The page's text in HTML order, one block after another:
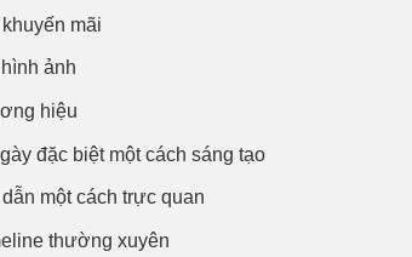
mãi
ảnh
hiệu
đặc biệt một cách sáng tạo
một cách trực quan
thường xuyên